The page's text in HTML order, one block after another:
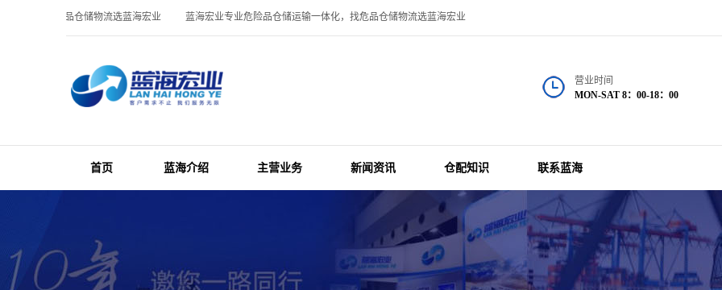
体化，找危品仓储物流选蓝海宏业 蓝海宏业专业危险品仓储运输一体化，找危品仓储物流选蓝海宏业
营业时间
MON-SAT 8：00-18：00
首页 蓝海介绍 主营业务 新闻资讯 仓配知识 联系蓝海